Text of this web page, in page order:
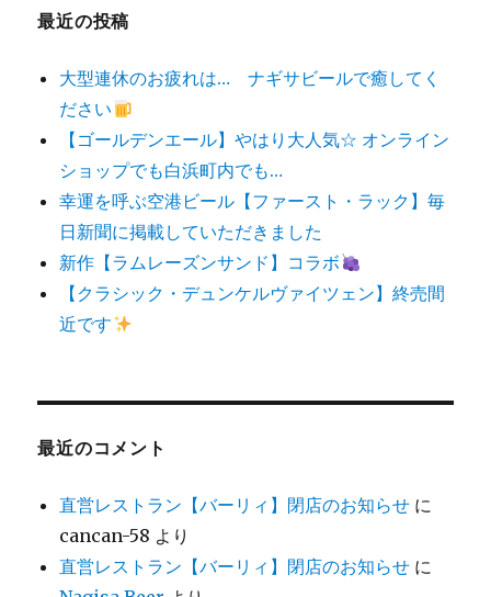
最近の投稿
大型連休のお疲れは… ナギサビールで癒してく
ださい
【ゴールデンエール】やはり大人気☆ オンライン
ショップでも白浜町内でも…
幸運を呼ぶ空港ビール【ファースト・ラック】毎
日新聞に掲載していただきました
新作【ラムレーズンサンド】コラボ
【クラシック・デュンケルヴァイツェン】終売間
近です
最近のコメント
直営レストラン【バーリィ】閉店のお知らせ に
cancan-58 より
直営レストラン【バーリィ】閉店のお知らせ に